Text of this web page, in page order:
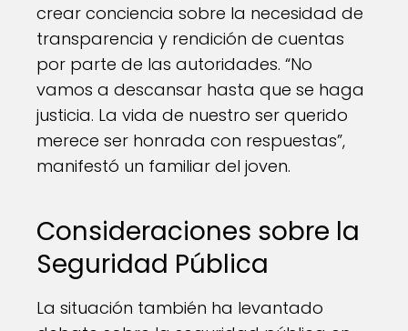
crear conciencia sobre la necesidad de
transparencia y rendición de cuentas
por parte de las autoridades. “No
vamos a descansar hasta que se haga
justicia. La vida de nuestro ser querido
merece ser honrada con respuestas”,
manifestó un familiar del joven.
Consideraciones sobre la
Seguridad Pública
La situación también ha levantado